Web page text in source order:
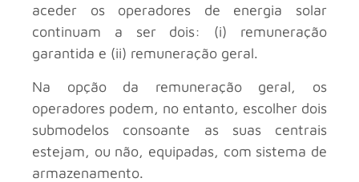
aceder os operadores de energia solar
continuam a ser dois: (i) remuneração
garantida e (ii) remuneração geral.
Na opção da remuneração geral, os
operadores podem, no entanto, escolher dois
submodelos consoante as suas centrais
estejam, ou não, equipadas, com sistema de
armazenamento.